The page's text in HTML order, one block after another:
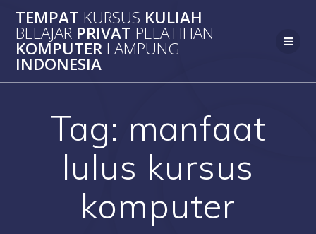
to
content
TEMPAT KURSUS KULIAH
BELAJAR PRIVAT PELATIHAN
KOMPUTER LAMPUNG
INDONESIA
Tag: manfaat
lulus kursus
komputer